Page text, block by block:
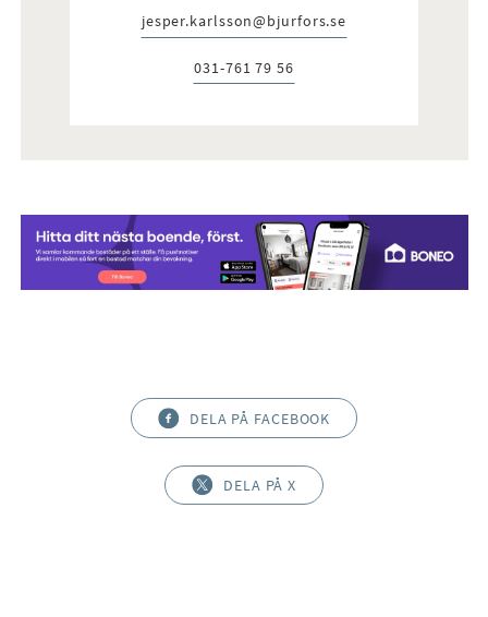
E-post:
jesper.karlsson@bjurfors.se
Telefon:
031-761 79 56
DELA PÅ FACEBOOK
DELA PÅ X